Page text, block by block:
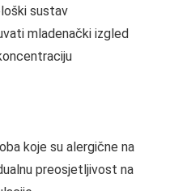
sustav
mladenački izgled
koje su alergične na
preosjetljivost na